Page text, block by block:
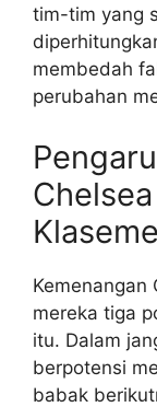
tim-tim yang
membedah
perubahan
Kemenangan
mereka tiga
itu. Dalam
berpotensi
babak